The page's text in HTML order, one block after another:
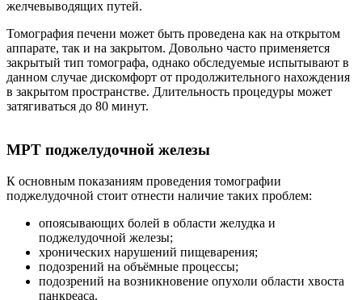
желчевыводящих путей.
Томография печени может быть проведена как на открытом
аппарате, так и на закрытом. Довольно часто применяется
закрытый тип томографа, однако обследуемые испытывают в
данном случае дискомфорт от продолжительного нахождения
в закрытом пространстве. Длительность процедуры может
затягиваться до 80 минут.
МРТ поджелудочной железы
К основным показаниям проведения томографии
поджелудочной стоит отнести наличие таких проблем:
опоясывающих болей в области желудка и
поджелудочной железы;
хронических нарушений пищеварения;
подозрений на объёмные процессы;
подозрений на возникновение опухоли области хвоста
панкреаса.